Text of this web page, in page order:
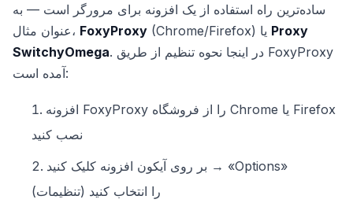
ساده‌ترین راه استفاده از یک افزونه برای مرورگر است — به
عنوان مثال، FoxyProxy
Proxy
SwitchyOmega. در اینجا نحوه تنظیم از طریق FoxyProxy
آمده است:
افزونه FoxyProxy را از فروشگاه Chrome یا Firefox
نصب کنید
بر روی آیکون افزونه کلیک کنید → «Options»
(تنظیمات) را انتخاب کنید